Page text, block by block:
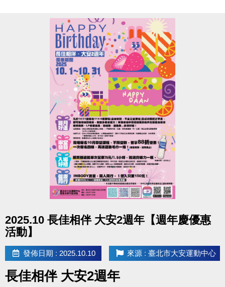
●如有任何問題歡迎聯繫賽事聯絡人
- 賽事聯絡人-曾智權 先生
- 電話：0916-163360
- LINEID： a90012071
➤本賽事委託趣學堂運動賽事公司辦理
➤相關賽事問題請洽承辦單位，大安運動中心不受理
2025.10 長佳相伴 大安2週年【週年慶優惠
活動】
發佈日期 : 2025.10.10 來源 : 臺北市大安運動中心
長佳相伴 大安2週年